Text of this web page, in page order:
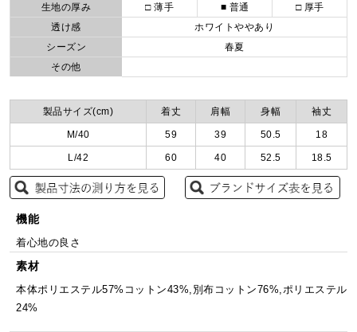
生地の厚み
□ 薄手 ■ 普通
□ 厚手
透け感
ホワイトややあり
シーズン
春夏
その他
製品サイズ(cm) 着丈 肩幅 身幅 袖丈
M/40 59 39 50.5 18
L/42 60 40 52.5 18.5
機能
着心地の良さ
素材
本体ポリエステル57%コットン43%,別布コットン76%,ポリエステル
24%